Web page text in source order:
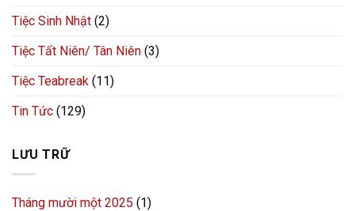
Tiệc Sinh Nhật (2)
Tiệc Tất Niên/ Tân Niên (3)
Tiệc Teabreak (11)
Tin Tức (129)
LƯU TRỮ
Tháng mười một 2025 (1)